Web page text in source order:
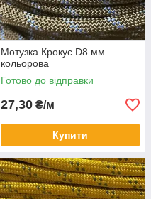
Мотузка Крокус D8 мм
кольорова
Готово до відправки
27,30 ₴/м
Купити